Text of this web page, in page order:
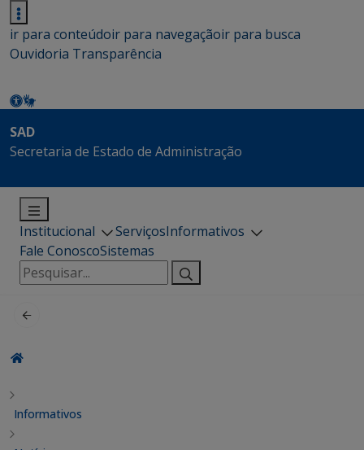
ir para conteúdoir para navegaçãoir para busca
Ouvidoria Transparência
SAD
Secretaria de Estado de Administração
Institucional ServiçosInformativos
Fale ConoscoSistemas
Pesquisar
por:
Informativos